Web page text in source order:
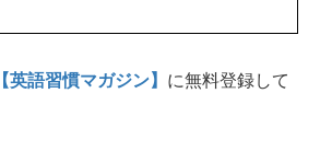
【英語習慣マガジン】 に無料登録して